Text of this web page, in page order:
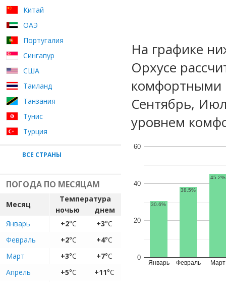
Китай
ОАЭ
Португалия
Сингапур
США
Таиланд
Танзания
Тунис
Турция
ВСЕ СТРАНЫ
ПОГОДА ПО МЕСЯЦАМ
Месяц
Температура
ночью
днем
Январь
+2°C +3°C
Февраль
+2°C +4°C
Март
+3°C +7°C
Апрель
+5°C +11°C
На графике
Орхусе
комфортными
Сентябрь,
уровнем
Январь Февраль Март
0
20
40
60
30.6%
38.5%
45.2%